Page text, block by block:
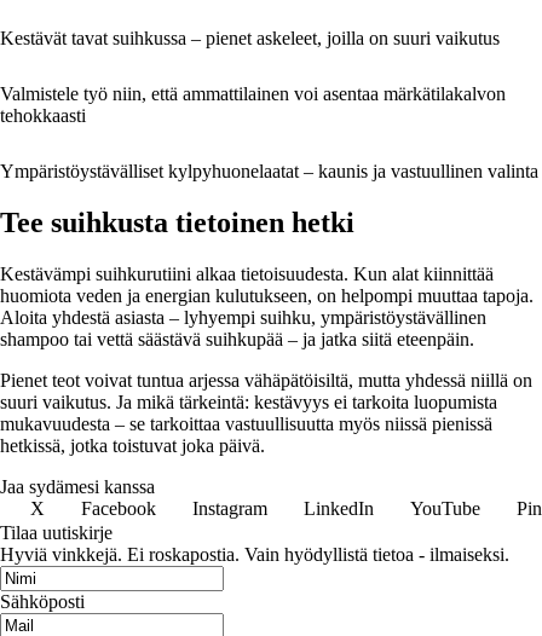
Kestävät tavat suihkussa – pienet askeleet, joilla on suuri vaikutus
Valmistele työ niin, että ammattilainen voi asentaa märkätilakalvon
tehokkaasti
Ympäristöystävälliset kylpyhuonelaatat – kaunis ja vastuullinen valinta
Tee suihkusta tietoinen hetki
Kestävämpi suihkurutiini alkaa tietoisuudesta. Kun alat kiinnittää
huomiota veden ja energian kulutukseen, on helpompi muuttaa tapoja.
Aloita yhdestä asiasta – lyhyempi suihku, ympäristöystävällinen
shampoo tai vettä säästävä suihkupää – ja jatka siitä eteenpäin.
Pienet teot voivat tuntua arjessa vähäpätöisiltä, mutta yhdessä niillä on
suuri vaikutus. Ja mikä tärkeintä: kestävyys ei tarkoita luopumista
mukavuudesta – se tarkoittaa vastuullisuutta myös niissä pienissä
hetkissä, jotka toistuvat joka päivä.
Jaa sydämesi kanssa
X
Facebook Instagram LinkedIn YouTube
Tilaa uutiskirje
Hyviä vinkkejä. Ei roskapostia. Vain hyödyllistä tietoa - ilmaiseksi.
Sähköposti